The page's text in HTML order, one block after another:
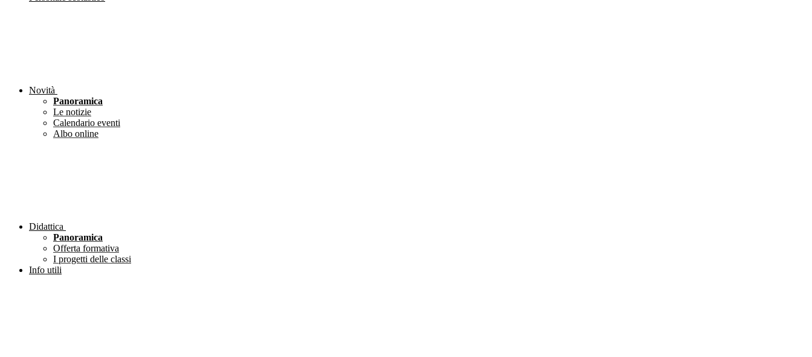
Novità
Panoramica
Le notizie
Calendario eventi
Albo online
Didattica
Panoramica
Offerta formativa
I progetti delle classi
Info utili